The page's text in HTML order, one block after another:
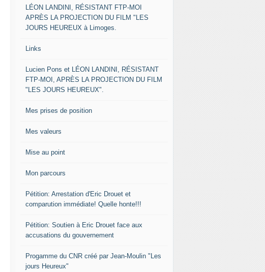
LÉON LANDINI, RÉSISTANT FTP-MOI
APRÈS LA PROJECTION DU FILM "LES
JOURS HEUREUX à Limoges.
Links
Lucien Pons et LÉON LANDINI, RÉSISTANT
FTP-MOI, APRÈS LA PROJECTION DU FILM
"LES JOURS HEUREUX".
Mes prises de position
Mes valeurs
Mise au point
Mon parcours
Pétition: Arrestation d'Eric Drouet et
comparution immédiate! Quelle honte!!!
Pétition: Soutien à Eric Drouet face aux
accusations du gouvernement
Progamme du CNR créé par Jean-Moulin "Les
jours Heureux"